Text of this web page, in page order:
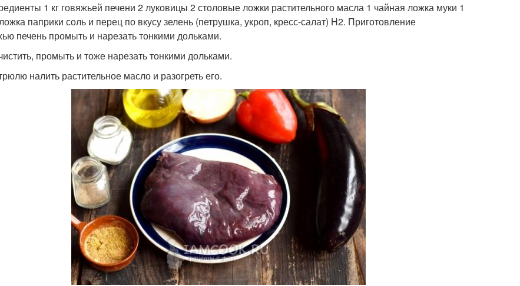
1 кг говяжьей печени 2 луковицы 2 столовые ложки растительного масла 1 чайная ложка муки 1
паприки соль и перец по вкусу зелень (петрушка, укроп, кресс-салат) H2. Приготовление
печень промыть и нарезать тонкими дольками.
промыть и тоже нарезать тонкими дольками.
налить растительное масло и разогреть его.